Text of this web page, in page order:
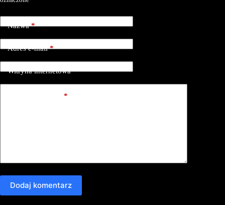
Nazwa*
Adres e-mail*
Witryna internetowa
*
Dodaj komentarz